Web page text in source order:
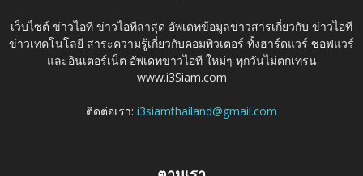
เว็บไซต์ ข่าวไอที ข่าวไอทีล่าสุด อัพเดทข้อมูลข่าวสารเกี่ยวกับ ข่าวไอที
ข่าวเทคโนโลยี สาระความรู้เกี่ยวกับคอมพิวเตอร์ ทั้งฮาร์ดแวร์ ซอฟแวร์
และอินเตอร์เน็ต อัพเดทข่าวไอที ใหม่ๆ ทุกวันไม่ตกเทรน
www.i3Siam.com
ติดต่อเรา: i3siamthailand@gmail.com